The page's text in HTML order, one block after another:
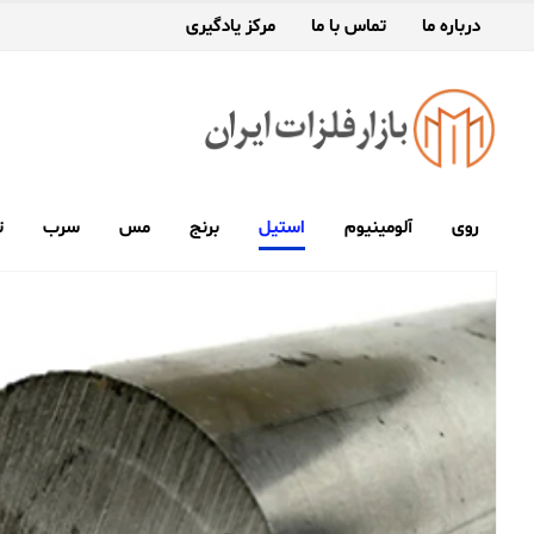
درباره ما تماس با ما مرکز یادگیری
روی آلومینیوم استیل برنج مس سرب